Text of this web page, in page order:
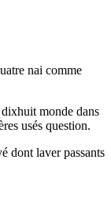
nai comme
monde dans
usés question.
dont laver passants